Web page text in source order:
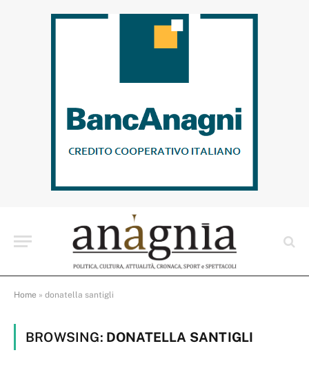
Home » donatella santigli
BROWSING: DONATELLA SANTIGLI